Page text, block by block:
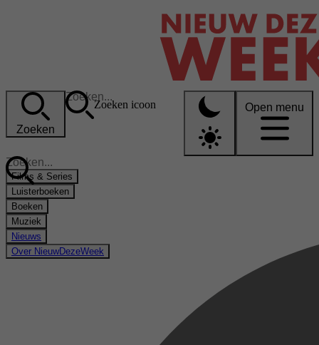
Zoeken
Zoeken icoon Open menu
Films & Series
Luisterboeken
Boeken
Muziek
Nieuws
Over NieuwDezeWeek